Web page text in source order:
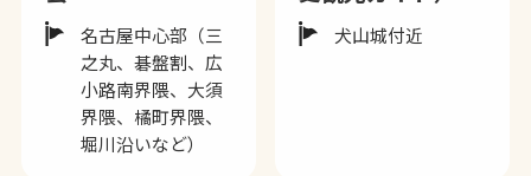
名古屋中心部（三
之丸、碁盤割、広
小路南界隈、大須
界隈、橘町界隈、
堀川沿いなど）
犬山城付近